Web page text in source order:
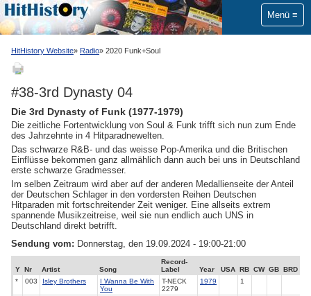
Menü
HitHistory Website Radio 2020 Funk+Soul
#38-3rd Dynasty 04
Die 3rd Dynasty of Funk (1977-1979)
Die zeitliche Fortentwicklung von Soul & Funk trifft sich nun zum Ende
des Jahrzehnte in 4 Hitparadnewelten.
Das schwarze R&B- und das weisse Pop-Amerika und die Britischen
Einflüsse bekommen ganz allmählich dann auch bei uns in Deutschland
erste schwarze Gradmesser.
Im selben Zeitraum wird aber auf der anderen Medallienseite der Anteil
der Deutschen Schlager in den vordersten Reihen Deutschen
Hitparaden mit fortschreitender Zeit weniger. Eine allseits extrem
spannende Musikzeitreise, weil sie nun endlich auch UNS in
Deutschland direkt betrifft.
Sendung vom: Donnerstag, den 19.09.2024 - 19:00-21:00
Y Nr Artist Song
Record-
Label
Year USA RB CW GB BRD
*
003 Isley Brothers
I Wanna Be With
You
T-NECK
2279
1979 1